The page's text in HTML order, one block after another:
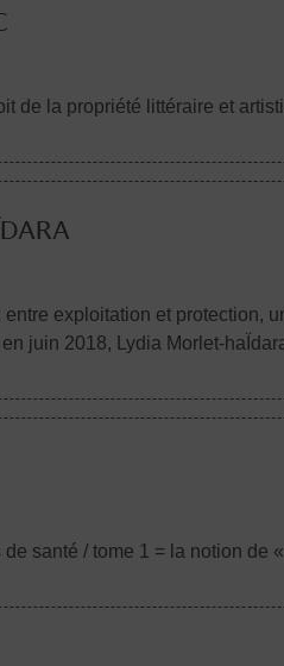
de la propriété littéraire et
entre exploitation et protection,
juin 2018, Lydia Morlet-
de santé / tome 1 = la notion de